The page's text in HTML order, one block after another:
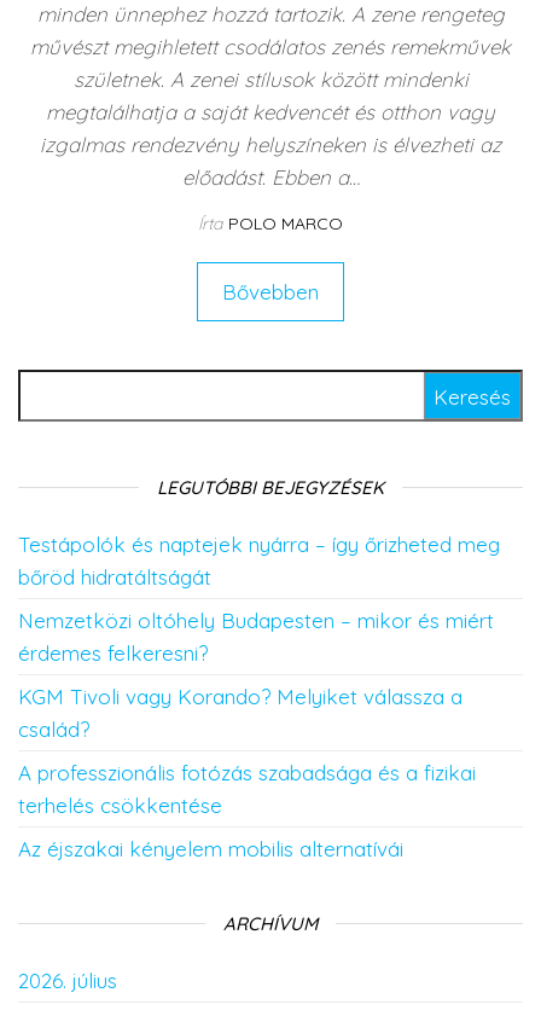
minden ünnephez hozzá tartozik. A zene rengeteg
művészt megihletett csodálatos zenés remekművek
születnek. A zenei stílusok között mindenki
megtalálhatja a saját kedvencét és otthon vagy
izgalmas rendezvény helyszíneken is élvezheti az
előadást. Ebben a…
Írta POLO MARCO
Bővebben
LEGUTÓBBI BEJEGYZÉSEK
Testápolók és naptejek nyárra – így őrizheted meg
bőröd hidratáltságát
Nemzetközi oltóhely Budapesten – mikor és miért
érdemes felkeresni?
KGM Tivoli vagy Korando? Melyiket válassza a
család?
A professzionális fotózás szabadsága és a fizikai
terhelés csökkentése
Az éjszakai kényelem mobilis alternatívái
ARCHÍVUM
2026. július